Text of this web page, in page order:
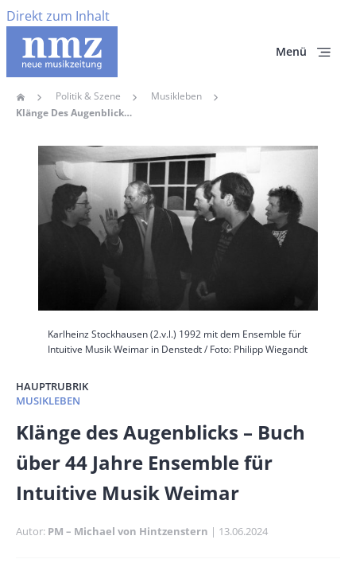
Direkt zum Inhalt
Menü
Pfadnavigation
Home Politik & Szene
Musikleben
Klänge Des Augenblicks – Buch Über 44 Jahre Ensemble Für Intuitive Musik Weimar
Karlheinz Stockhausen (2.v.l.) 1992 mit dem Ensemble für
Intuitive Musik Weimar in Denstedt / Foto: Philipp Wiegandt
HAUPTRUBRIK
MUSIKLEBEN
Banner
Size
Klänge des Augenblicks – Buch
über 44 Jahre Ensemble für
Intuitive Musik Weimar
Autor PM – Michael von Hintzenstern Publikationsdatum
13.06.2024